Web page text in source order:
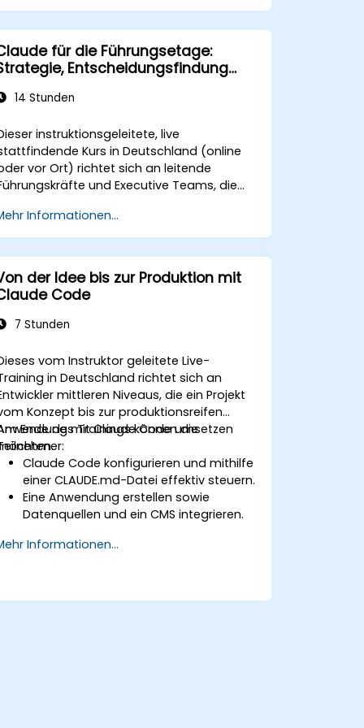
für die Führungsetage:
Entscheidungsfindung
14 Stunden
instruktionsgeleitete, live
Kurs in Deutschland (online
vor Ort) richtet sich an leitende
und Executive Teams, die
möchten, um die
zu verbessern,
zu beschleunigen und
KI-unterstützte Führung einen
aufzubauen.
Informationen...
der Idee bis zur Produktion mit
Code
7 Stunden
vom Instruktor geleitete Live-
in Deutschland richtet sich an
mittleren Niveaus, die ein Projekt
Konzept bis zur produktionsreifen
mit Claude Code umsetzen
Ende des Trainings können die
Claude Code konfigurieren und mithilfe
einer CLAUDE.md-Datei effektiv steuern.
Eine Anwendung erstellen sowie
Datenquellen und ein CMS integrieren.
Qualitätssicherung mit Unteragenten
Vercel oder Cloud Run einrichten.
Informationen...